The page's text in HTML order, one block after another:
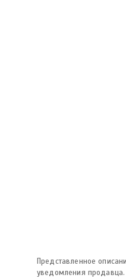
Представленное
уведомления продавца.